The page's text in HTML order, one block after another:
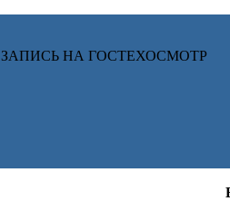
ЗАПИСЬ НА ГОСТЕХОСМОТР